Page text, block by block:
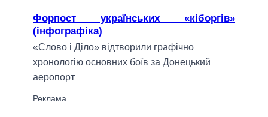
Форпост українських «кіборгів»
(інфографіка)
«Слово і Діло» відтворили графічно
хронологію основних боїв за Донецький
аеропорт